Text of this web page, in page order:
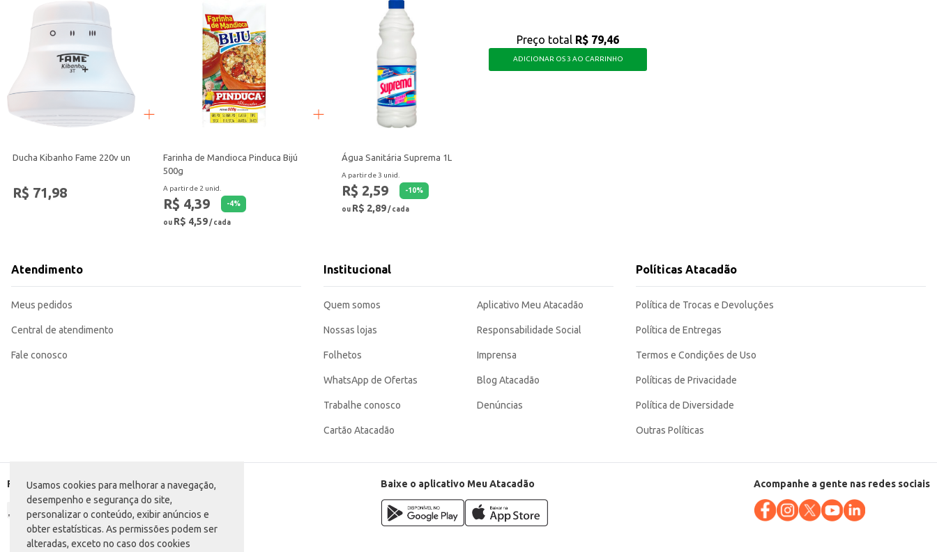
Usamos cookies para melhorar a navegação,
desempenho e segurança do site,
personalizar o conteúdo, exibir anúncios e
obter estatísticas. As permissões podem ser
alteradas, exceto no caso dos cookies
Ducha Kibanho Fame 220v un
R$ 71,98
Farinha de Mandioca Pinduca Bijú
500g
A partir de 2 unid.
R$ 4,39 -4%
ou R$ 4,59/ cada
Água Sanitária Suprema 1L
A partir de 3 unid.
R$ 2,59 -10%
ou R$ 2,89/ cada
Preço total R$ 79,46
ADICIONAR OS 3 AO CARRINHO
Atendimento
Meus pedidos
Central de atendimento
Fale conosco
Institucional
Quem somos
Nossas lojas
Folhetos
WhatsApp de Ofertas
Trabalhe conosco
Cartão Atacadão
Aplicativo Meu Atacadão
Responsabilidade Social
Imprensa
Blog Atacadão
Denúncias
Políticas Atacadão
Política de Trocas e Devoluções
Política de Entregas
Termos e Condições de Uso
Políticas de Privacidade
Política de Diversidade
Outras Políticas
Formas de pagamento Baixe o aplicativo Meu Atacadão Acompanhe a gente nas redes sociais